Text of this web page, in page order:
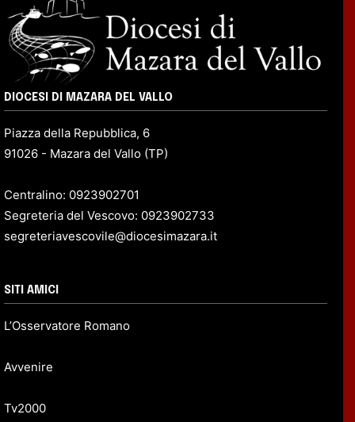
DIOCESI DI MAZARA DEL VALLO
Piazza della Repubblica, 6
91026 - Mazara del Vallo (TP)
Centralino: 0923902701
Segreteria del Vescovo: 0923902733
segreteriavescovile@diocesimazara.it
SITI AMICI
L’Osservatore Romano
Avvenire
Tv2000